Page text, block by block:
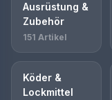
Ausrüstung &
Zubehör
151 Artikel
Köder &
Lockmittel